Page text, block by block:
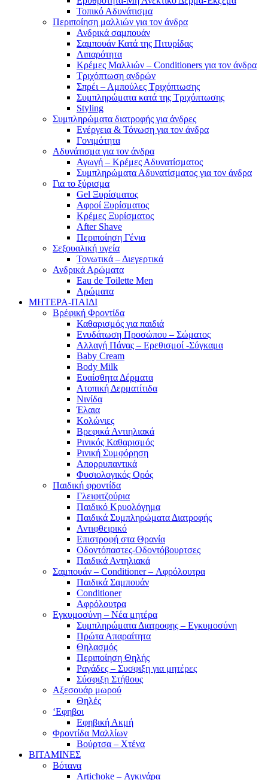
Τοπικό Αδυνάτισμα
Περιποίηση μαλλιών για τον άνδρα
Ανδρικά σαμπουάν
Σαμπουάν Κατά της Πιτυρίδας
Λιπαρότητα
Κρέμες Μαλλιών – Conditioners για τον άνδρα
Τριχόπτωση ανδρών
Σπρέι – Αμπούλες Τριχόπτωσης
Συμπληρώματα κατά της Τριχόπτωσης
Styling
Συμπληρώματα διατροφής για άνδρες
Ενέργεια & Τόνωση για τον άνδρα
Γονιμότητα
Αδυνάτισμα για τον άνδρα
Αγωγή – Κρέμες Αδυνατίσματος
Συμπληρώματα Αδυνατίσματος για τον άνδρα
Για το ξύρισμα
Gel Ξυρίσματος
Αφροί Ξυρίσματος
Κρέμες Ξυρίσματος
After Shave
Περιποίηση Γένια
Σεξουαλική υγεία
Τονωτικά – Διεγερτικά
Ανδρικά Αρώματα
Eau de Toilette Men
Αρώματα
ΜΗΤΕΡΑ-ΠΑΙΔΙ
Βρέφική Φροντίδα
Καθαρισμός για παιδιά
Ενυδάτωση Προσώπου – Σώματος
Αλλαγή Πάνας – Ερεθισμοί -Σύγκαμα
Baby Cream
Body Milk
Ευαίσθητα Δέρματα
Ατοπική Δερματίτιδα
Νινίδα
Έλαια
Κολώνιες
Βρεφικά Αντιηλιακά
Ρινικός Καθαρισμός
Ρινική Συμφόρηση
Απορρυπαντικά
Φυσιολογικός Ορός
Παιδική φροντίδα
Γλειφιτζούρια
Παιδικό Κρυολόγημα
Παιδικά Συμπληρώματα Διατροφής
Αντιφθειρικό
Επιστροφή στα Θρανία
Οδοντόπαστες-Οδοντόβουρτσες
Παιδικά Αντηλιακά
Σαμπουάν – Conditioner – Αφρόλουτρα
Παιδικά Σαμπουάν
Conditioner
Αφρόλουτρα
Εγκυμοσύνη – Νέα μητέρα
Συμπληρώματα Διατροφης – Εγκυμοσύνη
Πρώτα Απαραίτητα
Θηλασμός
Περιποίηση Θηλής
Ραγάδες – Συσφιξη για μητέρες
Σύσφιξη Στήθους
Αξεσουάρ μωρού
Θηλές
‘Εφηβοι
Εφηβική Ακμή
Φροντίδα Μαλλίων
Βούρτσα – Χτένα
ΒΙΤΑΜΙΝΕΣ
Βότανα
Artichoke – Αγκινάρα